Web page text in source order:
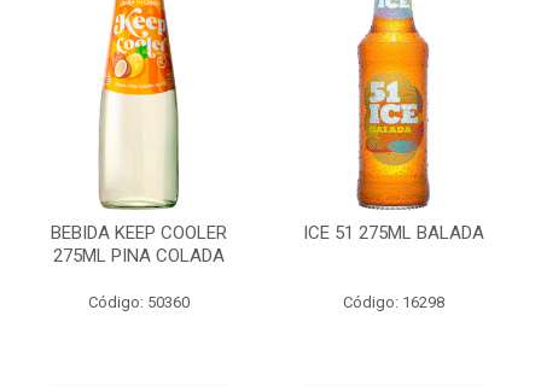
BEBIDA KEEP COOLER
275ML PINA COLADA
Código: 50360
ICE 51 275ML BALADA
Código: 16298